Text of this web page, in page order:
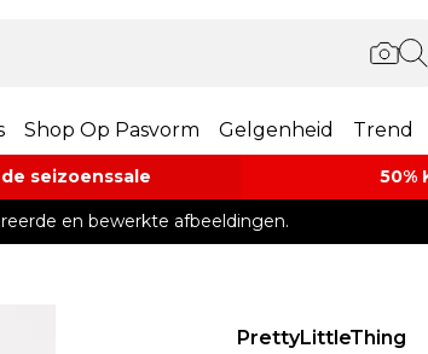
Shop Op Pasvorm Gelgenheid Trend
seizoenssale 50%
en bewerkte afbeeldingen.
PrettyLittleThing